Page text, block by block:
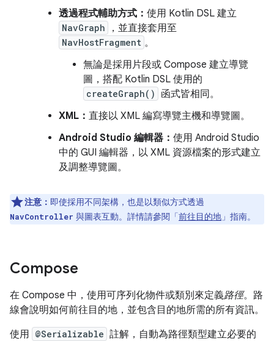
透過程式輔助方式： 使用 Kotlin DSL 建立
NavGraph ，並直接套用至
NavHostFragment 。
無論是採用片段或 Compose 建立導覽
圖，搭配 Kotlin DSL 使用的
createGraph()
函式皆相同。
XML： 直接以 XML 編寫導覽主機和導覽圖。
Android Studio 編輯器： 使用 Android Studio
中的 GUI 編輯器，以 XML 資源檔案的形式建立
及調整導覽圖。
注意： 即使採用不同架構，也是以類似方式透過
NavController 與圖表互動。詳情請參閱「前往目的地 」指南。
Compose
在 Compose 中，使用可序列化物件或類別來定義路徑。路
線會說明如何前往目的地，並包含目的地所需的所有資訊。
使用 @Serializable 註解，自動為路徑類型建立必要的